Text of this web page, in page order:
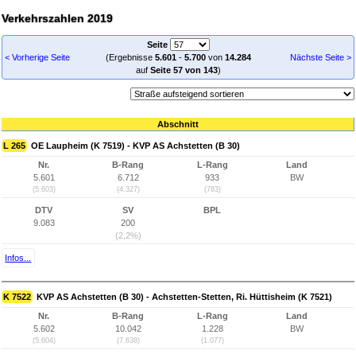
Verkehrszahlen 2019
< Vorherige Seite
Seite
(Ergebnisse 5.601- 5.700von 14.284
auf Seite 57 von 143)
Nächste Seite >
Abschnitt
L 265 OE Laupheim (K 7519) - KVP AS Achstetten (B 30)
Nr.
5.601
(5.603)
B-Rang
6.712
(4.327)
L-Rang
933
(783)
Land
BW
DTV
9.083
SV
200
(2,2%)
BPL
Infos...
K 7522 KVP AS Achstetten (B 30) - Achstetten-Stetten, Ri. Hüttisheim (K 7521)
Nr.
5.602
(5.604)
B-Rang
10.042
(7.638)
L-Rang
1.228
(1.077)
Land
BW